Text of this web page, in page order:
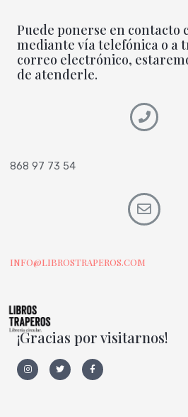
Puede ponerse en contacto
mediante vía telefónica o a
correo electrónico,
de atenderle.
868 97 73 54
INFO@LIBROSTRAPEROS.COM
¡Gracias por visitarnos!
n
s
t
w
i
t
a
c
e